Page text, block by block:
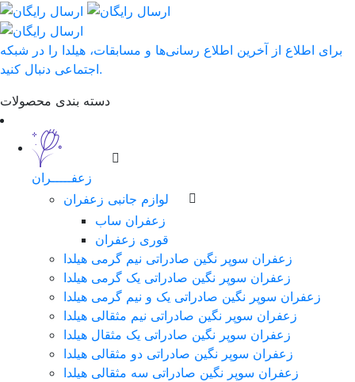
برای اطلاع از آخرین اطلاع رسانی‌ها و مسابقات، هیلدا را در شبکه
اجتماعی دنبال کنید.
دسته بندی محصولات
زعفـــــران
لوازم جانبی زعفران
زعفران ساب
قوری زعفران
زعفران سوپر نگین صادراتی نیم گرمی هیلدا
زعفران سوپر نگین صادراتی یک گرمی هیلدا
زعفران سوپر نگین صادراتی یک و نیم گرمی هیلدا
زعفران سوپر نگین صادراتی نیم مثقالی هیلدا
زعفران سوپر نگین صادراتی یک مثقال هیلدا
زعفران سوپر نگین صادراتی دو مثقالی هیلدا
زعفران سوپر نگین صادراتی سه مثقالی هیلدا